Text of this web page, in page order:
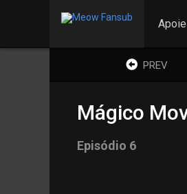
PREV
Mágico
Episódio 6